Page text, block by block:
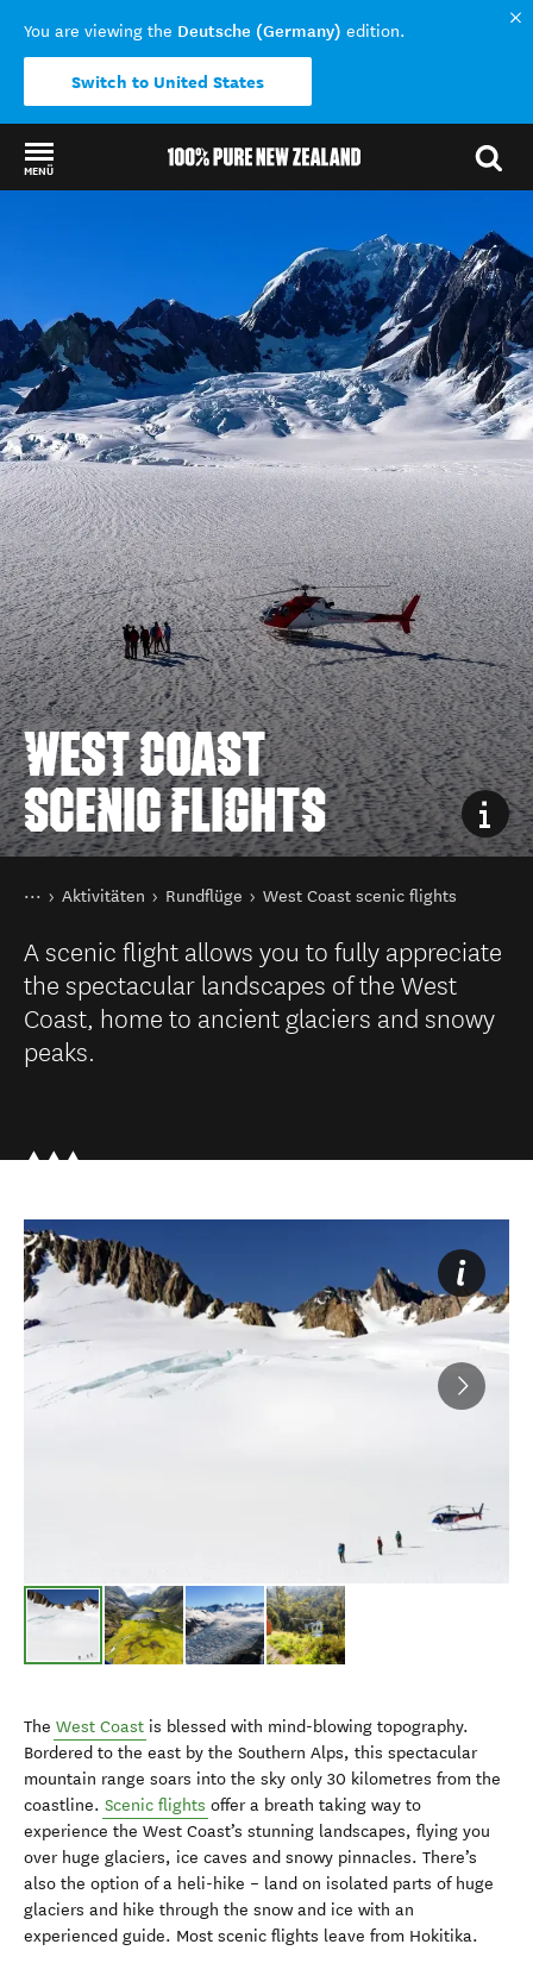
You are viewing the Deutsche (Germany) edition.
Switch to United States
MENÜ
WEST COAST
SCENIC FLIGHTS
Sie sind hier
Startseite
Aktivitäten Rundflüge West Coast scenic flights
A scenic flight allows you to fully appreciate
the spectacular landscapes of the West
Coast, home to ancient glaciers and snowy
peaks.
The West Coast is blessed with mind-blowing topography.
Bordered to the east by the Southern Alps, this spectacular
mountain range soars into the sky only 30 kilometres from the
coastline. Scenic flights offer a breath taking way to
experience the West Coast’s stunning landscapes, flying you
over huge glaciers, ice caves and snowy pinnacles. There’s
also the option of a heli-hike – land on isolated parts of huge
glaciers and hike through the snow and ice with an
experienced guide. Most scenic flights leave from Hokitika.